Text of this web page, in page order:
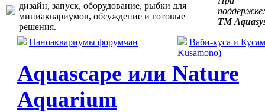
дизайн, запуск, оборудование, рыбки для
миниаквариумов, обсуждение и готовые
решения.
поддержке:
ТМ
Наноаквариумы форумчан
Ваби-куса и
Kusamono)
Aquascape или Nature
Aquarium